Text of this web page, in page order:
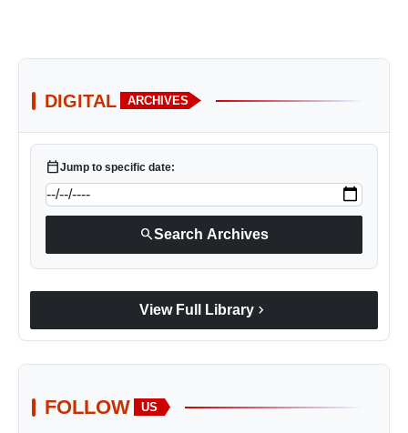
DIGITAL ARCHIVES
calendar_todayJump to specific date:
searchSearch Archives
View Full Library chevron_right
FOLLOW US